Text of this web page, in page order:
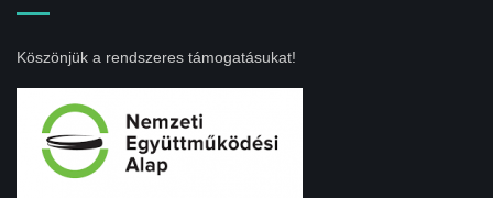
Köszönjük a rendszeres támogatásukat!